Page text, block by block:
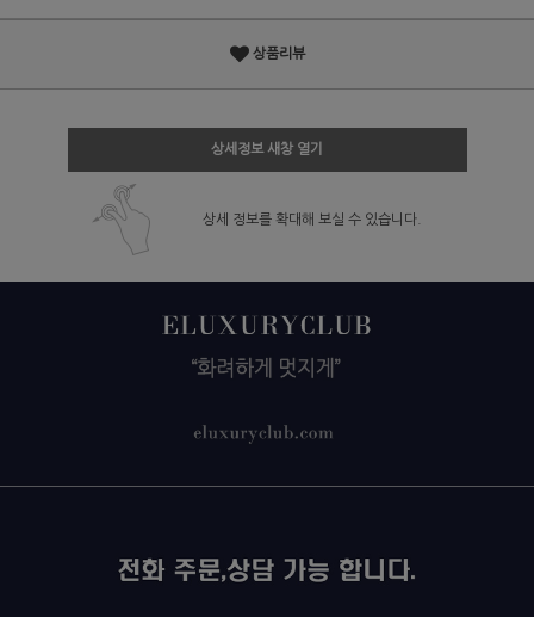
상품리뷰
상세정보 새창 열기
상세 정보를 확대해 보실 수 있습니다.